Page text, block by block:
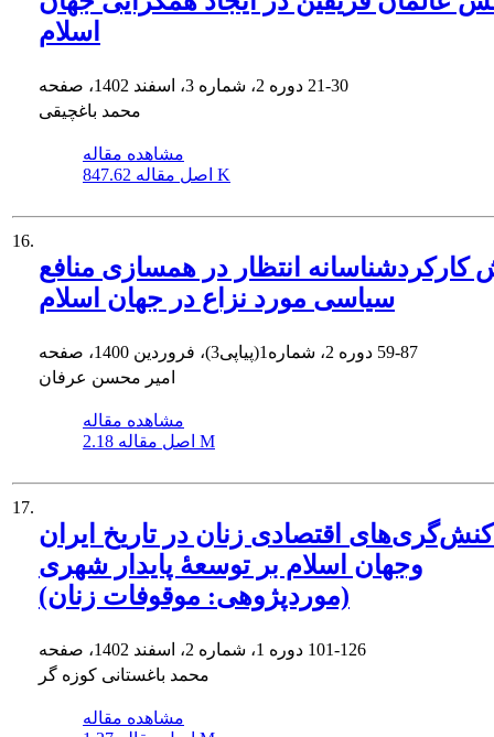
اسلام
21-30
محمد باغچیقی
مشاهده مقاله
اصل مقاله 847.62 K
16.
کارکردشناسانه انتظار در همسازی منافع
سیاسی مورد نزاع در جهان اسلام
59-87
امیر محسن عرفان
مشاهده مقاله
اصل مقاله 2.18 M
17.
اقتصادی زنان در تاریخ ایران
وجهان اسلام بر توسعۀ پایدار شهری
(موردپژوهی: موقوفات زنان)
101-126
محمد باغستانی کوزه گر
مشاهده مقاله